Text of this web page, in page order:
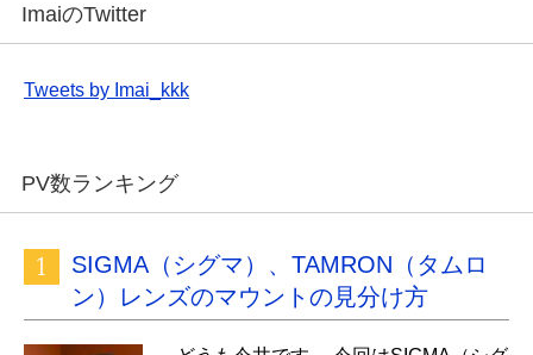
ImaiのTwitter
Tweets by Imai_kkk
PV数ランキング
SIGMA（シグマ）、TAMRON（タムロ
ン）レンズのマウントの見分け方